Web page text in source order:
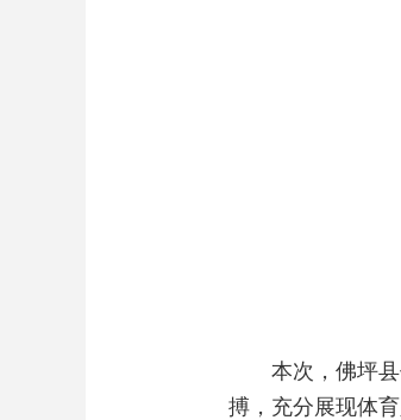
本次，佛坪
搏，充分展现体